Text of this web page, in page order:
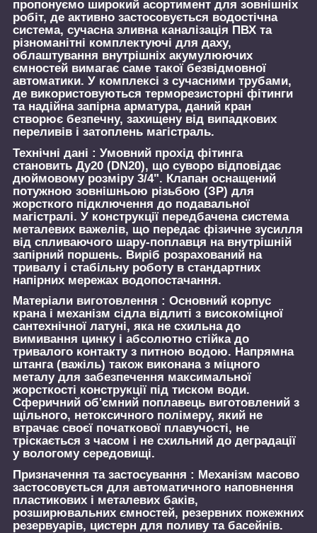
пропонуємо широкий асортимент для зовнішніх
робіт, де активно застосовується водостічна
система, сучасна зливна каналізація ПВХ та
різноманітні комплектуючі для даху,
облаштування внутрішніх акумулюючих
ємностей вимагає саме такої безвідмовної
автоматики. У комплексі з сучасними трубами,
де використовуються терморезисторні фітинги
та надійна запірна арматура, даний кран
створює безпечну, захищену від випадкових
переливів і затоплень магістраль.
Технічні дані : Умовний прохід фітинга
становить Ду20 (DN20), що суворо відповідає
дюймовому розміру 3/4". Клапан оснащений
потужною зовнішньою різьбою (ЗР) для
жорсткого підключення до подавальної
магістралі. У конструкції передбачена система
металевих важелів, що передає фізичне зусилля
від спливаючого шару-поплавця на внутрішній
запірний поршень. Виріб розрахований на
тривалу і стабільну роботу в стандартних
напірних мережах водопостачання.
Матеріали виготовлення : Основний корпус
крана і механізм сідла відлиті з високоміцної
сантехнічної латуні, яка не схильна до
вимивання цинку і абсолютно стійка до
тривалого контакту з питною водою. Напрямна
штанга (важіль) також виконана з міцного
металу для забезпечення максимальної
жорсткості конструкції під тиском води.
Сферичний об'ємний поплавець виготовлений з
щільного, нетоксичного полімеру, який не
втрачає своєї початкової плавучості, не
тріскається з часом і не схильний до деградації
у вологому середовищі.
Призначення та застосування : Механізм масово
застосовується для автоматичного наповнення
пластикових і металевих баків,
розширювальних ємностей, резервних пожежних
резервуарів, цистерн для поливу та басейнів.